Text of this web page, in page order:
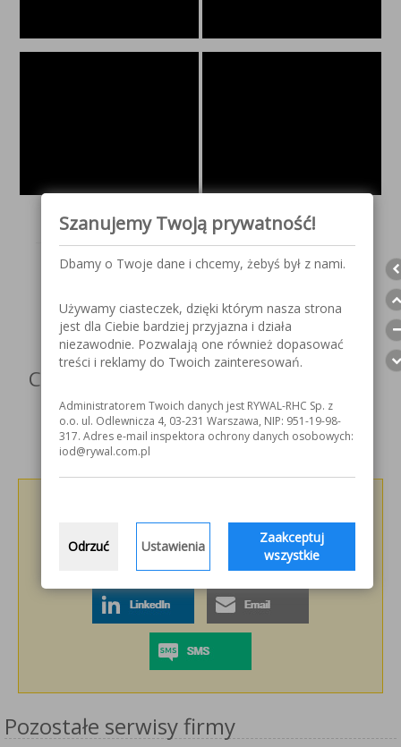
społecznościowych
Czy artykuł był dla Ciebie przydatny?
Pozostałe serwisy firmy
Szanujemy Twoją prywatność!
Dbamy o Twoje dane i chcemy, żebyś był z nami.
Używamy ciasteczek, dzięki którym nasza strona
jest dla Ciebie bardziej przyjazna i działa
niezawodnie. Pozwalają one również dopasować
treści i reklamy do Twoich zainteresowań.
Administratorem Twoich danych jest RYWAL-RHC Sp. z
o.o. ul. Odlewnicza 4, 03-231 Warszawa, NIP: 951-19-98-
317. Adres e-mail inspektora ochrony danych osobowych:
iod@rywal.com.pl
Odrzuć Ustawienia
Zaakceptuj
wszystkie